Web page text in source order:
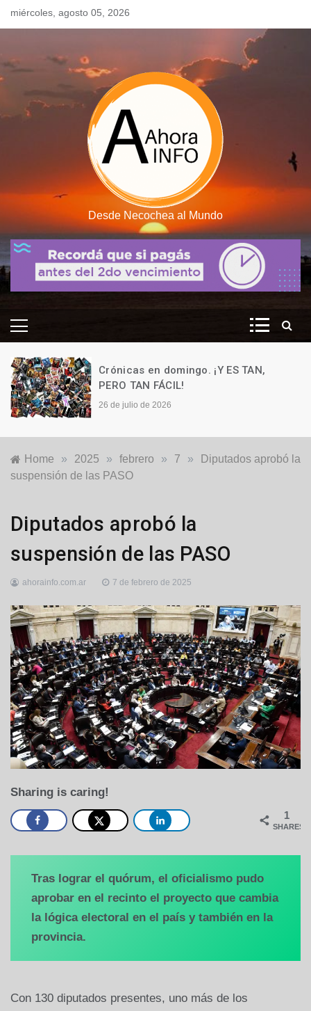
Skipmiércoles, agosto 05, 2026
Desde Necochea al Mundo
Crónicas en domingo. ¡Y ES TAN,
PERO TAN FÁCIL!
26 de julio de 2026
Home » 2025 » febrero » 7 »
Diputados aprobó la
suspensión de las PASO
Nacionales
Política
Diputados aprobó la
suspensión de las PASO
ahorainfo.com.ar 7 de febrero de 2025
Sharing is caring!
1
SHARES
Tras lograr el quórum, el oficialismo pudo
aprobar en el recinto el proyecto que cambia
la lógica electoral en el país y también en la
provincia.
Con 130 diputados presentes, uno más de los